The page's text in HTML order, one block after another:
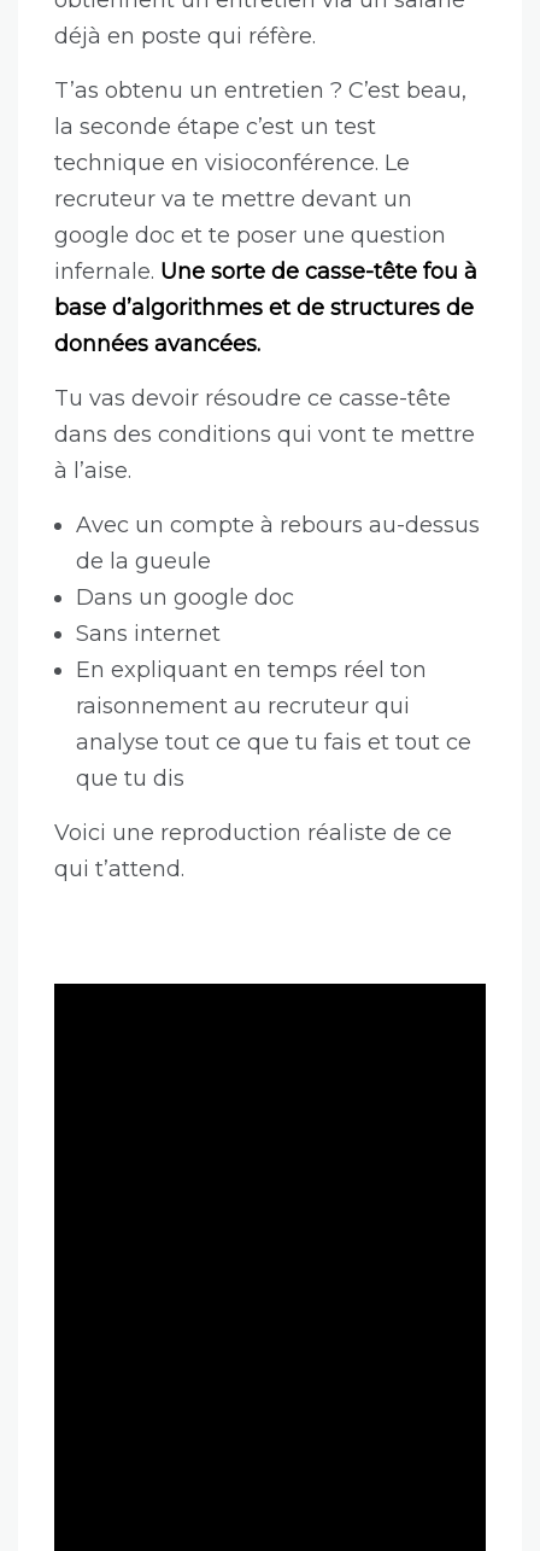
déjà en poste qui réfère.
T’as obtenu un entretien ? C’est beau,
la seconde étape c’est un test
technique en visioconférence. Le
recruteur va te mettre devant un
google doc et te poser une question
infernale. Une sorte de casse-tête fou à
base d’algorithmes et de structures de
données avancées.
Tu vas devoir résoudre ce casse-tête
dans des conditions qui vont te mettre
à l’aise.
Avec un compte à rebours au-dessus
de la gueule
Dans un google doc
Sans internet
En expliquant en temps réel ton
raisonnement au recruteur qui
analyse tout ce que tu fais et tout ce
que tu dis
Voici une reproduction réaliste de ce
qui t’attend.